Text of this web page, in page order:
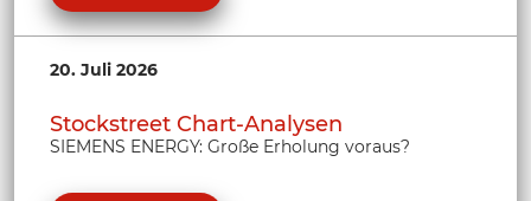
20. Juli 2026
Stockstreet Chart-Analysen
SIEMENS ENERGY: Große Erholung voraus?